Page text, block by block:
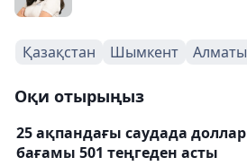
Қазақстан Шымкент Алматы
Оқи отырыңыз
25 ақпандағы саудада доллар
бағамы 501 теңгеден асты